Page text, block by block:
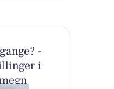
-
i